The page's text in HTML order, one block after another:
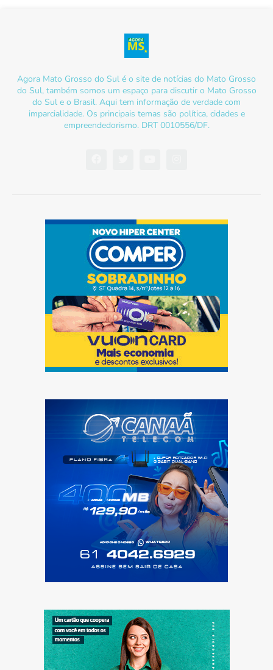
Agora Mato Grosso do Sul é o site de notícias do Mato Grosso
do Sul, também somos um espaço para discutir o Mato Grosso
do Sul e o Brasil. Aqui tem informação de verdade com
imparcialidade. Os principais temas são política, cidades e
empreendedorismo. DRT 0010556/DF.